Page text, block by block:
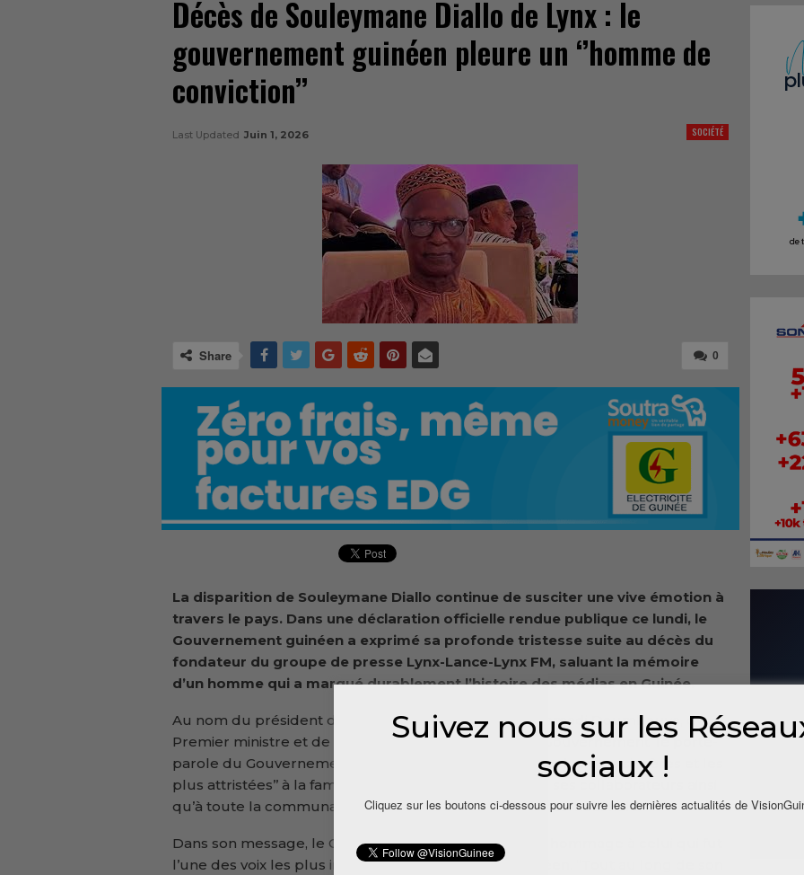
Décès de Souleymane Diallo de Lynx : le
gouvernement guinéen pleure un ‘’homme de
conviction’’
SOCIÉTÉ
Last Updated Juin 1, 2026
0
Share
La disparition de Souleymane Diallo continue de susciter une vive émotion à
travers le pays. Dans une déclaration officielle rendue publique ce lundi, le
Gouvernement guinéen a exprimé sa profonde tristesse suite au décès du
fondateur du groupe de presse Lynx-Lance-Lynx FM, saluant la mémoire
d’un homme qui a marqué durablement l’histoire des médias en Guinée.
Au nom du président de la République, le général Mamadi Doumbouya, du
Premier ministre et de l’ensemble des membres du Gouvernement, le porte-
parole du Gouvernement a adressé ses ‘’condoléances les plus sincères et les
plus attristées’’ à la famille du défunt, à ses proches, à ses collaborateurs ainsi
qu’à toute la communauté de la presse nationale et internationale.
Dans son message, le Gouvernement rend un vibrant hommage à celui qui fut
l’une des voix les plus influentes du journalisme guinéen. ‘’Tout au long de son
Suivez nous sur les
sociaux !
Cliquez sur les boutons ci-dessous pour suivre les dernières actualités de